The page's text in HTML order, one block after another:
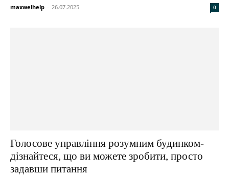
maxwelhelp - 26.07.2025 0
Голосове управління розумним будинком-
дізнайтеся, що ви можете зробити, просто
задавши питання